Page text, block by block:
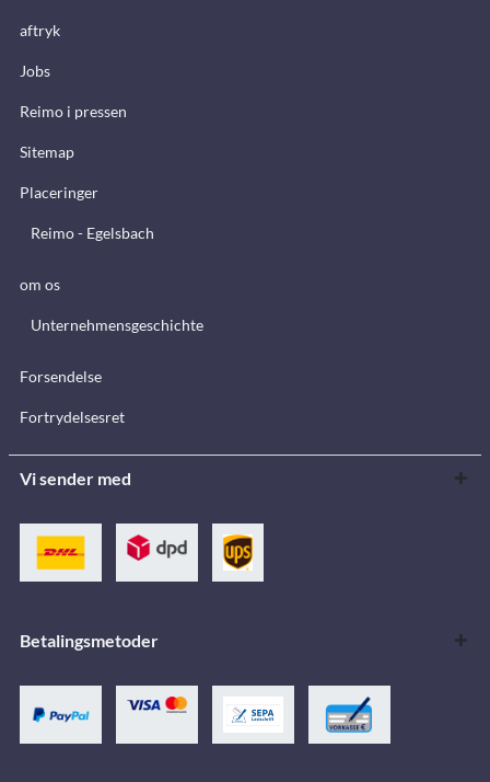
aftryk
Jobs
Reimo i pressen
Sitemap
Placeringer
Reimo - Egelsbach
om os
Unternehmensgeschichte
Forsendelse
Fortrydelsesret
Vi sender med
Betalingsmetoder